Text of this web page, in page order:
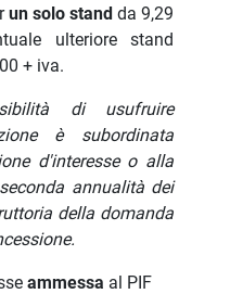
un solo stand da 9,29
ulteriore stand
+ iva.
di usufruire
è subordinata
d'interesse o alla
annualità dei
della domanda
ammessa al PIF